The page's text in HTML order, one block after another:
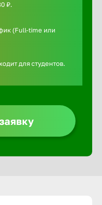
Анадырь
₽.
(Full-time или
для студентов.